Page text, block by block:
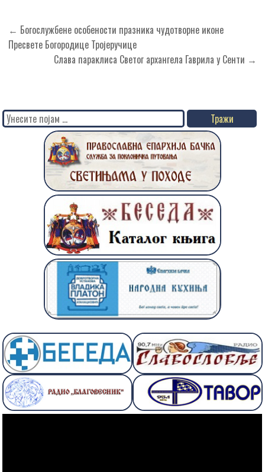
Кретање
чланка
← Богослужбене особености празника чудотворне иконе
Пресвете Богородице Тројеручице
Слава параклиса Светог архангела Гаврила у Сенти →
Search
for: